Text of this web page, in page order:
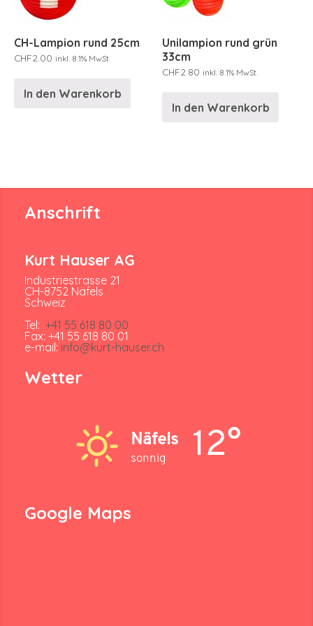
CH-Lampion rund 25cm
CHF2.00 inkl. 8.1% MwSt.
In den Warenkorb
Unilampion rund grün
33cm
CHF2.80 inkl. 8.1% MwSt.
In den Warenkorb
Anschrift
Kurt Hauser AG
Industriestrasse 21
CH-8752 Näfels
Schweiz
Tel: +41 55 618 80 00
Fax: +41 55 618 80 01
e-mail: info@kurt-hauser.ch
Wetter
Näfels
sonnig 12°
Google Maps